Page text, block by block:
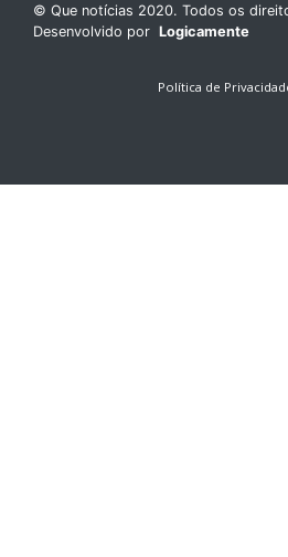
© Que notícias 2020. Todos os
Desenvolvido por Logicamente
Política de